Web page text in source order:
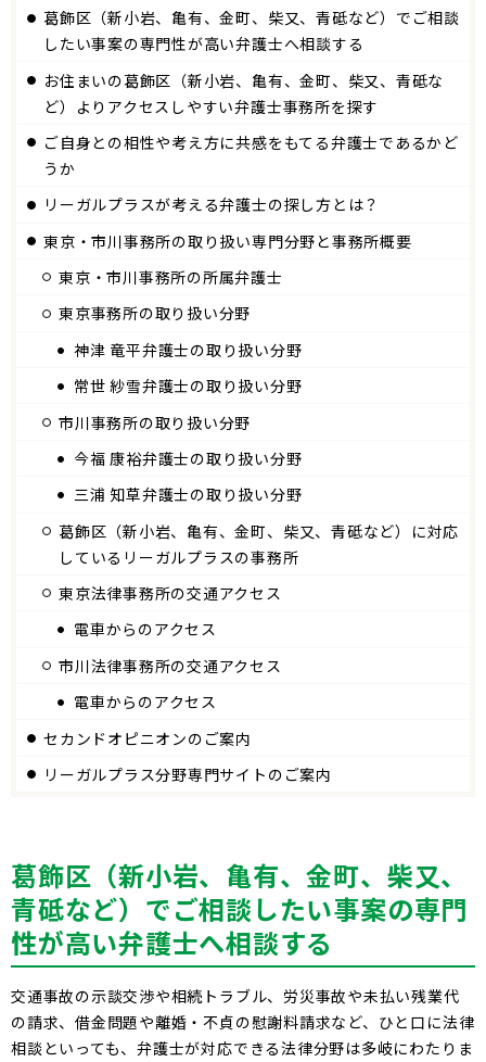
葛飾区（新小岩、亀有、金町、柴又、青砥など）でご相談
したい事案の専門性が高い弁護士へ相談する
お住まいの葛飾区（新小岩、亀有、金町、柴又、青砥な
ど）よりアクセスしやすい弁護士事務所を探す
ご自身との相性や考え方に共感をもてる弁護士であるかど
うか
リーガルプラスが考える弁護士の探し方とは？
東京
市川事務所の取り扱い専門分野と事務所概要
東京
市川事務所の所属弁護士
東京事務所の取り扱い分野
神津 竜平弁護士の取り扱い分野
常世 紗雪弁護士の取り扱い分野
市川事務所の取り扱い分野
今福 康裕弁護士の取り扱い分野
三浦 知草弁護士の取り扱い分野
葛飾区（新小岩、亀有、金町、柴又、青砥など）に対応
しているリーガルプラスの事務所
東京法律事務所の交通アクセス
電車からのアクセス
市川法律事務所の交通アクセス
電車からのアクセス
セカンドオピニオンのご案内
リーガルプラス分野専門サイトのご案内
葛飾区（新小岩、亀有、金町、柴又、
青砥など）でご相談したい事案の専門
性が高い弁護士へ相談する
交通事故の示談交渉や相続トラブル、労災事故や未払い残業代
の請求、借金問題や離婚・不貞の慰謝料請求など、ひと口に法律
相談といっても、弁護士が対応できる法律分野は多岐にわたりま